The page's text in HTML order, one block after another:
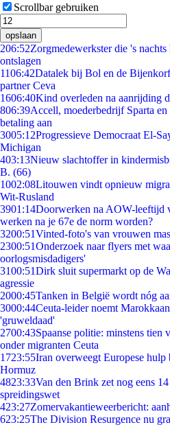
Scrollbar gebruiken
opslaan
206:52Zorgmedewerkster die 's
ontslagen
1106:42Datalek bij Bol en de
partner Ceva
1606:40Kind overleden na aanrijding
806:39Accell, moederbedrijf Sparta
betaling aan
3005:12Progressieve Democraat El-
Michigan
403:13Nieuw slachtoffer in
B. (66)
1002:08Litouwen vindt opnieuw
Wit-Rusland
3901:14Doorwerken na AOW-leeftijd
werken na je 67e de norm worden?
3200:51Vinted-foto's van vrouwen
2300:51Onderzoek naar flyers met
oorlogsmisdadigers'
3100:51Dirk sluit supermarkt op de
agressie
2000:45Tanken in België wordt nóg
3000:44Ceuta-leider noemt
'gruweldaad'
2700:43Spaanse politie: minstens tien
onder migranten Ceuta
1723:55Iran overweegt Europese
Hormuz
4823:33Van den Brink zet nog eens
spreidingswet
423:27Zomervakantieweerbericht:
623:25The Division Resurgence nu